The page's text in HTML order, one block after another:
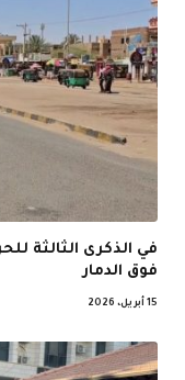
في الذكرى الثالثة
فوق الدمار
15 أبريل، 2026